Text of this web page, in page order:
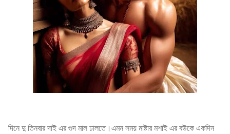
দিনে দু তিনবার দাই এর গুদ মাল ঢালতে।এমন সময় মাষ্টার মশাই এর বউকে একদিন